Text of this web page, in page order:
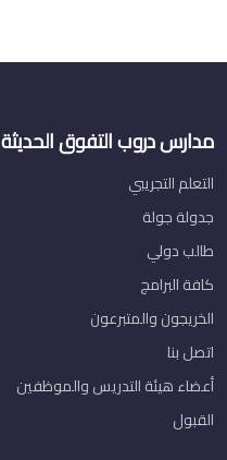
مدارس دروب التفوق الحديثة
التعلم التجريبي
جدولة جولة
طالب دولي
كافة البرامج
الخريجون والمتبرعون
اتصل بنا
أعضاء هيئة التدريس والموظفين
القبول